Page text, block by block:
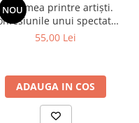
NOU mea printre artiști.
unui spectator
fidel
55,00 Lei
ADAUGA IN COS